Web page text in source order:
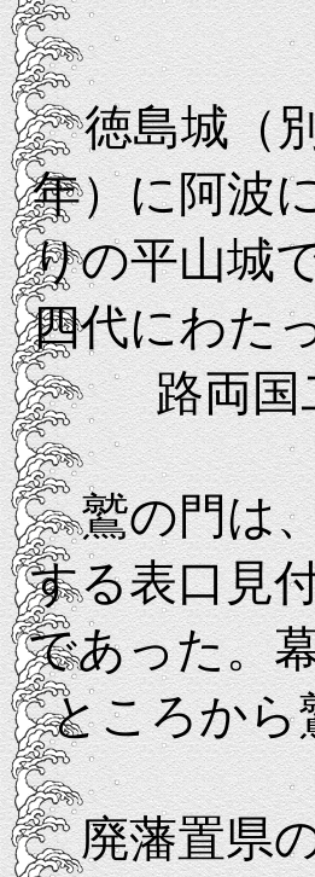
徳島城（別
年）に阿波
りの平山城
四代にわた
路両国
鷲の門は、
する表口見
であった。
ところから
廃藩置県の